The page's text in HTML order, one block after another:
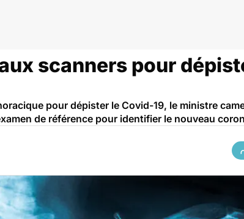
scanners pour
pour dépister le Covid-19, le ministre
de référence pour identifier le nouveau